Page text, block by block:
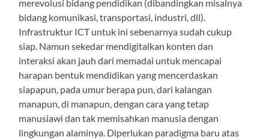
merevolusi bidang pendidikan (dibandingkan misalnya
bidang komunikasi, transportasi, industri, dll).
Infrastruktur ICT untuk ini sebenarnya sudah cukup
siap. Namun sekedar mendigitalkan konten dan
interaksi akan jauh dari memadai untuk mencapai
harapan bentuk mendidikan yang mencerdaskan
siapapun, pada umur berapa pun, dari kalangan
manapun, di manapun, dengan cara yang tetap
manusiawi dan tak memisahkan manusia dengan
lingkungan alaminya. Diperlukan paradigma baru atas